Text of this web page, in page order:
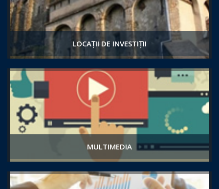
LOCAȚII DE INVESTIȚII
MULTIMEDIA